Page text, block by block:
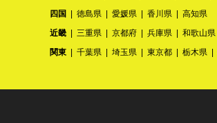
四国
徳島県 愛媛県 香川県
高知県
近畿
三重県 京都府 兵庫県 和歌山県
関東
千葉県 埼玉県 東京都 栃木県